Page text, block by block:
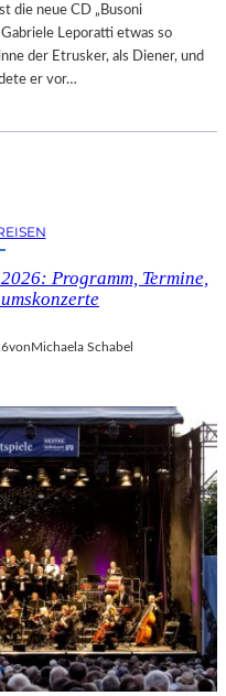
die neue CD „Busoni
Leporatti etwas so
der Etrusker, als Diener, und
er vor…
Programm, Termine,
vonMichaela Schabel